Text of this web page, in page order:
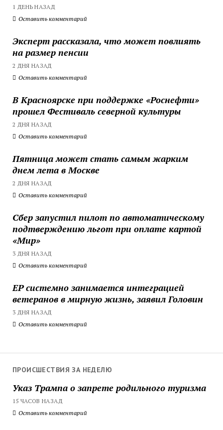
1 ДЕНЬ НАЗАД
Оставить комментарий
Эксперт рассказала, что может повлиять
на размер пенсии
2 ДНЯ НАЗАД
Оставить комментарий
В Красноярске при поддержке «Роснефти»
прошел Фестиваль северной культуры
2 ДНЯ НАЗАД
Оставить комментарий
Пятница может стать самым жарким
днем лета в Москве
2 ДНЯ НАЗАД
Оставить комментарий
Сбер запустил пилот по автоматическому
подтверждению льгот при оплате картой
«Мир»
3 ДНЯ НАЗАД
Оставить комментарий
ЕР системно занимается интеграцией
ветеранов в мирную жизнь, заявил Головин
3 ДНЯ НАЗАД
Оставить комментарий
ПРОИСШЕСТВИЯ ЗА НЕДЕЛЮ
Указ Трампа о запрете родильного туризма
15 ЧАСОВ НАЗАД
Оставить комментарий